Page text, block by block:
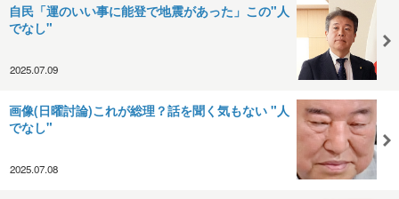
自民「運のいい事に能登で地震があった」この"人
でなし"
2025.07.09
画像(日曜討論)これが総理？話を聞く気もない "人
でなし"
2025.07.08